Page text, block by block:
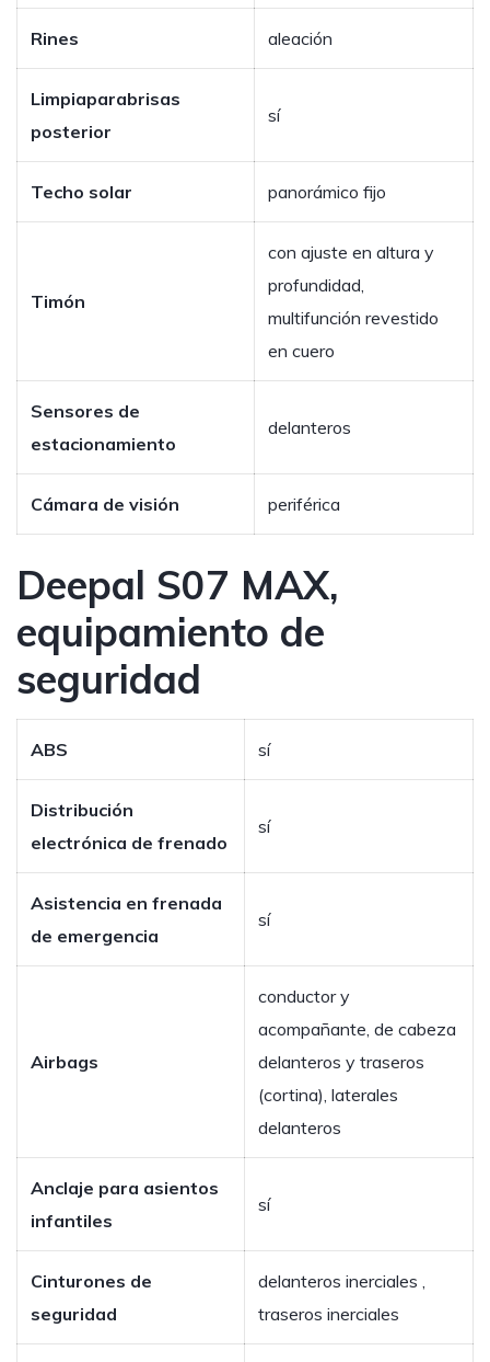
Rines aleación
Limpiaparabrisas
posterior
sí
Techo solar panorámico fijo
Timón
con ajuste en altura y
profundidad,
multifunción revestido
en cuero
Sensores de
estacionamiento
delanteros
Cámara de visión periférica
Deepal S07 MAX,
equipamiento de
seguridad
ABS sí
Distribución
electrónica de frenado
sí
Asistencia en frenada
de emergencia
sí
Airbags
conductor y
acompañante, de cabeza
delanteros y traseros
(cortina), laterales
delanteros
Anclaje para asientos
infantiles
sí
Cinturones de
seguridad
delanteros inerciales ,
traseros inerciales